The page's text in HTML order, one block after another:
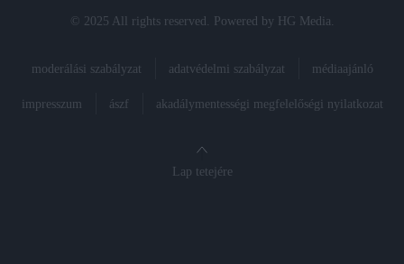
© 2025 All rights reserved. Powered by HG Media
moderálási szabályzat adatvédelmi szabályzat médiaajánló
impresszum ászf akadálymentességi megfelelőségi nyilatkozat
Lap tetejére